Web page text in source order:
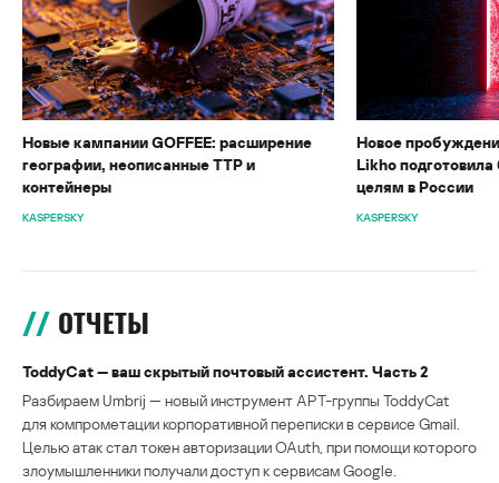
Новые кампании GOFFEE: расширение
географии, неописанные TTP и
контейнеры
KASPERSKY
Новое
Likho
целям в России
KASPERSKY
ОТЧЕТЫ
ToddyCat — ваш скрытый почтовый ассистент. Часть 2
Разбираем Umbrij — новый инструмент APT-группы ToddyCat
для компрометации корпоративной переписки в сервисе Gmail.
Целью атак стал токен авторизации OAuth, при помощи которого
злоумышленники получали доступ к сервисам Google.